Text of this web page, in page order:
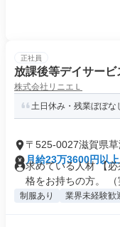
正社員
放課後等デイサー
株式会社リニエＬ
土日休み・残業ぼぼな
〒525-0027滋賀県
月給23万3600円以上
求めている人材 【
格をお持ちの方。 （
制服あり 業界未経験歓